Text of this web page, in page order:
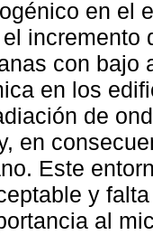
en el
incremento
con bajo
en los
de
en
Este
y
al